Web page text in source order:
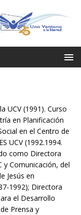
UCV (1991). Curso
en Planificación
en el Centro de
UCV (1992.1994.
como Directora
y Comunicación, del
Jesús en
1992); Directora
el Desarrollo
Prensa y